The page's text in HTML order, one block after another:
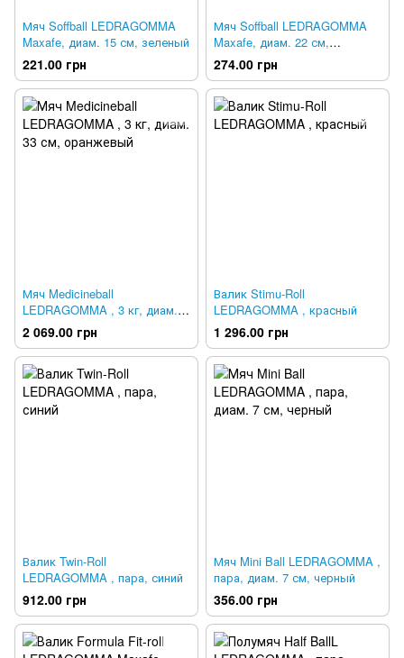
Мяч Soffball LEDRAGOMMA
Maxafe, диам. 15 см, зеленый
221.00 грн
Мяч Soffball LEDRAGOMMA
Maxafe, диам. 22 см,
фиолетовый
274.00 грн
Мяч Medicineball
LEDRAGOMMA , 3 кг, диам.
33 см, оранжевый
2 069.00 грн
Валик Stimu-Roll
LEDRAGOMMA , красный
1 296.00 грн
Валик Twin-Roll
LEDRAGOMMA , пара, синий
912.00 грн
Мяч Mini Ball LEDRAGOMMA ,
пара, диам. 7 см, черный
356.00 грн